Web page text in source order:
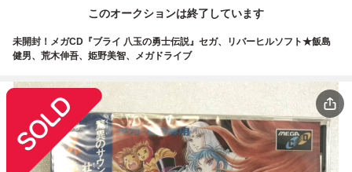
このオークションは終了しています
未開封！メガCD『ブライ 八玉の勇士伝説』セガ、リバーヒルソフト★飯島
健男、荒木伸吾、姫野美智、メガドライブ